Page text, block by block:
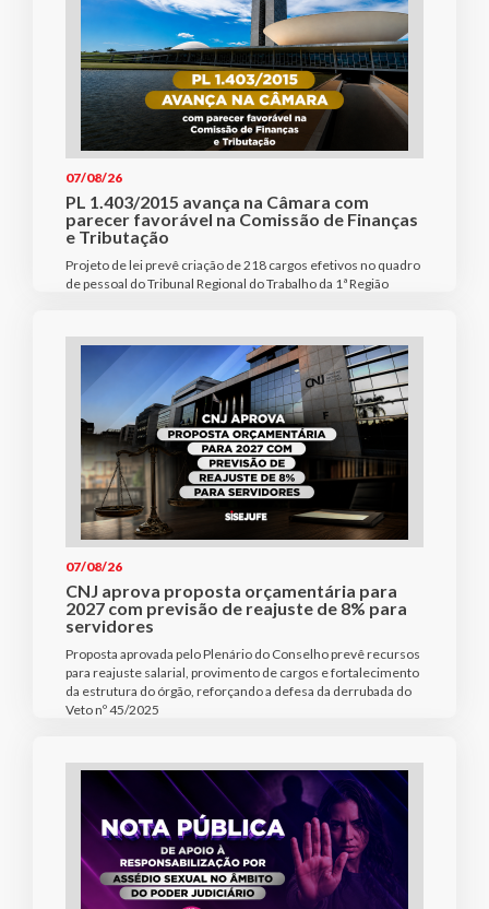
07/08/26
PL 1.403/2015 avança na Câmara com
parecer favorável na Comissão de Finanças
e Tributação
Projeto de lei prevê criação de 218 cargos efetivos no quadro
de pessoal do Tribunal Regional do Trabalho da 1ª Região
07/08/26
CNJ aprova proposta orçamentária para
2027 com previsão de reajuste de 8% para
servidores
Proposta aprovada pelo Plenário do Conselho prevê recursos
para reajuste salarial, provimento de cargos e fortalecimento
da estrutura do órgão, reforçando a defesa da derrubada do
Veto nº 45/2025